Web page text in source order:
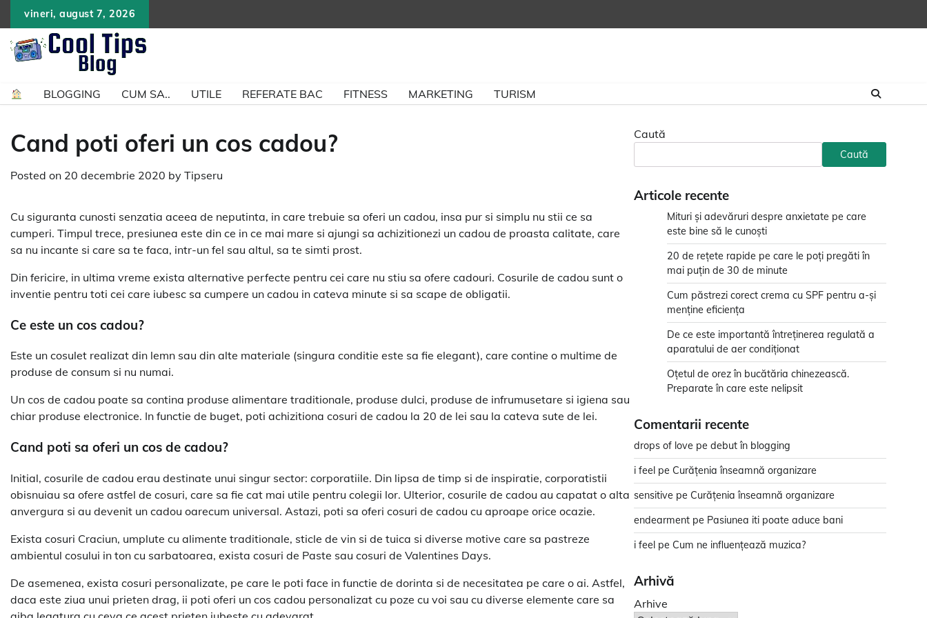
content
vineri, august 7, 2026
BLOGGING CUM SA.. UTILE REFERATE BAC FITNESS MARKETING TURISM
Cand poti oferi un cos cadou?
Posted on 20 decembrie 2020 by Tipseru
Cu siguranta cunosti senzatia aceea de neputinta, in care trebuie sa oferi un cadou, insa pur si simplu nu stii ce sa
cumperi. Timpul trece, presiunea este din ce in ce mai mare si ajungi sa achizitionezi un cadou de proasta calitate, care
sa nu incante si care sa te faca, intr-un fel sau altul, sa te simti prost.
Din fericire, in ultima vreme exista alternative perfecte pentru cei care nu stiu sa ofere cadouri. Cosurile de cadou sunt o
inventie pentru toti cei care iubesc sa cumpere un cadou in cateva minute si sa scape de obligatii.
Ce este un cos cadou?
Este un cosulet realizat din lemn sau din alte materiale (singura conditie este sa fie elegant), care contine o multime de
produse de consum si nu numai.
Un cos de cadou poate sa contina produse alimentare traditionale, produse dulci, produse de infrumusetare si igiena sau
chiar produse electronice. In functie de buget, poti achizitiona cosuri de cadou la 20 de lei sau la cateva sute de lei.
Cand poti sa oferi un cos de cadou?
Initial, cosurile de cadou erau destinate unui singur sector: corporatiile. Din lipsa de timp si de inspiratie, corporatistii
obisnuiau sa ofere astfel de cosuri, care sa fie cat mai utile pentru colegii lor. Ulterior, cosurile de cadou au capatat o alta
anvergura si au devenit un cadou oarecum universal. Astazi, poti sa oferi cosuri de cadou cu aproape orice ocazie.
Exista cosuri Craciun, umplute cu alimente traditionale, sticle de vin si de tuica si diverse motive care sa pastreze
ambientul cosului in ton cu sarbatoarea, exista cosuri de Paste sau cosuri de Valentines Days.
De asemenea, exista cosuri personalizate, pe care le poti face in functie de dorinta si de necesitatea pe care o ai. Astfel,
daca este ziua unui prieten drag, ii poti oferi un cos cadou personalizat cu poze cu voi sau cu diverse elemente care sa
Caută
Caută
Articole recente
Mituri și adevăruri despre anxietate pe care
este bine să le cunoști
20 de rețete rapide pe care le poți pregăti în
mai puțin de 30 de minute
Cum păstrezi corect crema cu SPF pentru a-și
menține eficiența
De ce este importantă întreținerea regulată a
aparatului de aer condiționat
Oțetul de orez în bucătăria chinezească.
Preparate în care este nelipsit
Comentarii recente
drops of love pe debut în blogging
i feel pe Curățenia înseamnă organizare
sensitive pe Curățenia înseamnă organizare
endearment pe Pasiunea iti poate aduce bani
i feel pe Cum ne influențează muzica?
Arhivă
Arhive